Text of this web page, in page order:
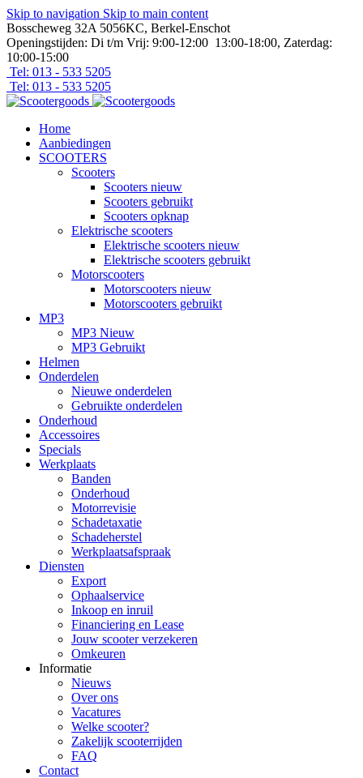
Skip to navigation Skip to main content
Bosscheweg 32A 5056KC, Berkel-Enschot
Openingstijden: Di t/m Vrij: 9:00-12:00 13:00-18:00, Zaterdag:
10:00-15:00
Tel: 013 - 533 5205
Tel: 013 - 533 5205
Home
Aanbiedingen
SCOOTERS
Scooters
Scooters nieuw
Scooters gebruikt
Scooters opknap
Elektrische scooters
Elektrische scooters nieuw
Elektrische scooters gebruikt
Motorscooters
Motorscooters nieuw
Motorscooters gebruikt
MP3
MP3 Nieuw
MP3 Gebruikt
Helmen
Onderdelen
Nieuwe onderdelen
Gebruikte onderdelen
Onderhoud
Accessoires
Specials
Werkplaats
Banden
Onderhoud
Motorrevisie
Schadetaxatie
Schadeherstel
Werkplaatsafspraak
Diensten
Export
Ophaalservice
Inkoop en inruil
Financiering en Lease
Jouw scooter verzekeren
Omkeuren
Informatie
Nieuws
Over ons
Vacatures
Welke scooter?
Zakelijk scooterrijden
FAQ
Contact